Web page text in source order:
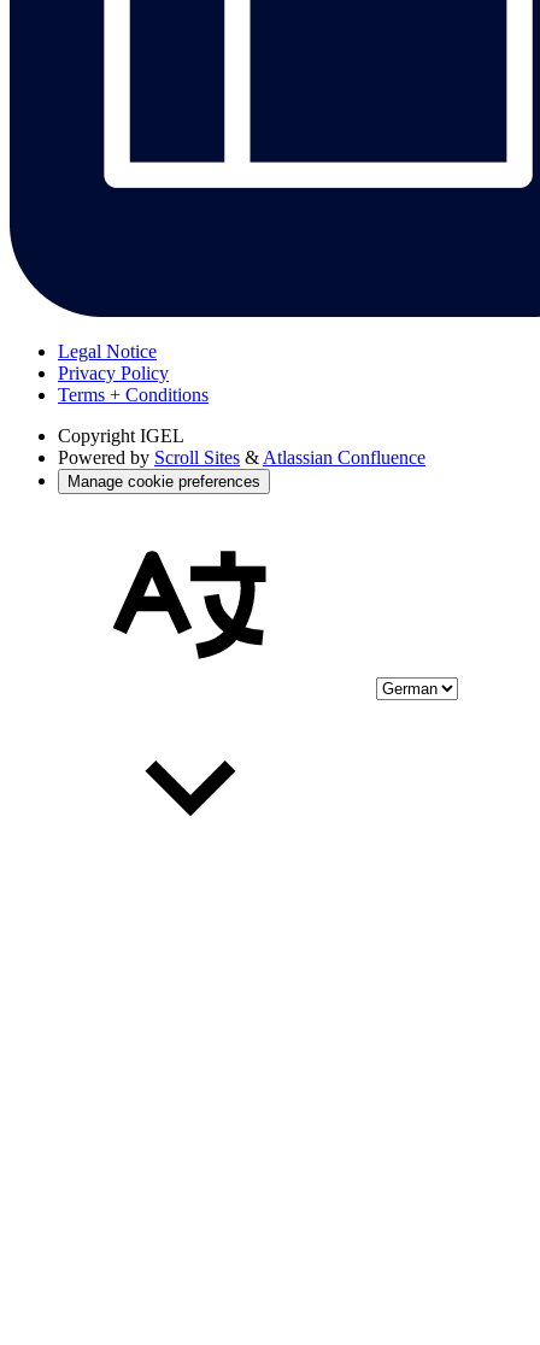
Legal Notice
Privacy Policy
Terms + Conditions
Copyright IGEL
Powered by Scroll Sites & Atlassian Confluence
Manage cookie preferences